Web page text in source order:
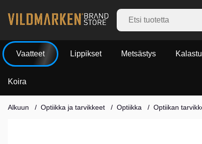
Vaatteet Lippikset Metsästys
Koira
Alkuun Optiikka ja tarvikkeet Optiikka Optiikan